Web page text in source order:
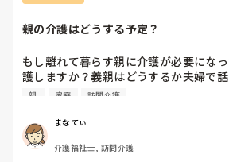
親の介護はどうする予定？
もし離れて暮らす親に介護が必要にな
護しますか？義親はどうするか夫婦で
す？
関わりたくないなぁ。
親 家庭 訪問介護
まなてぃ
介護福祉士, 訪問介護